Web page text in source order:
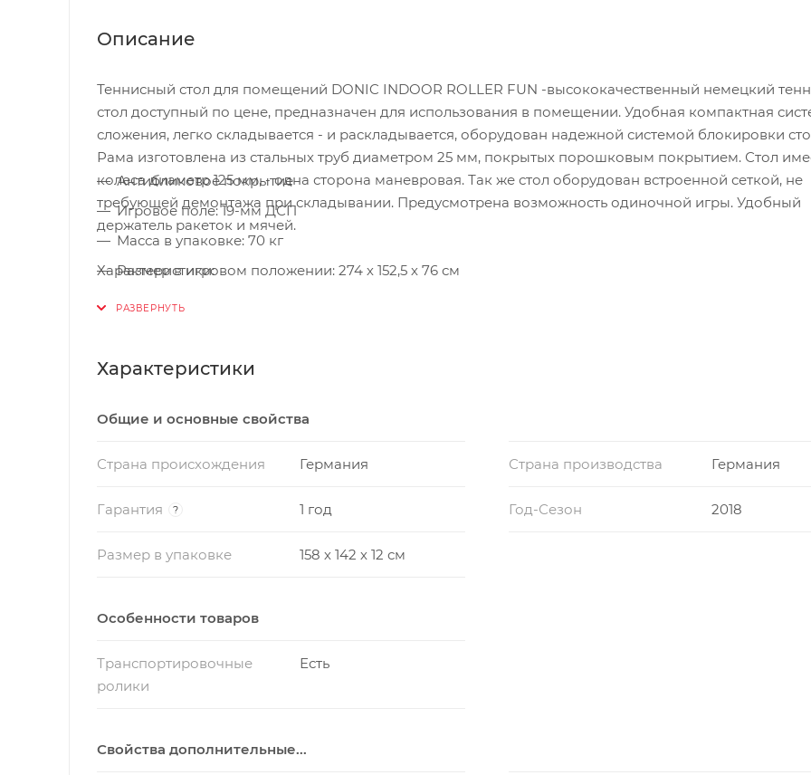
Описание
Теннисный стол для помещений DONIC INDOOR ROLLER FUN -высококачественный немецкий
стол доступный по цене, предназначен для использования в помещении. Удобная компактная
сложения, легко складывается - и раскладывается, оборудован надежной системой блокировки
Рама изготовлена из стальных труб диаметром 25 мм, покрытых порошковым покрытием. Стол
колеса диаметр 125 мм, - одна сторона маневровая. Так же стол оборудован встроенной сеткой, не
требующей демонтажа при складывании. Предусмотрена возможность одиночной игры. Удобный
держатель ракеток и мячей.
Характеристики:
Антибликовое покрытие
Игровое поле: 19-мм ДСП
Масса в упаковке: 70 кг
Размер в игровом положении: 274 х 152,5 х 76 см
Размер в сложенном состоянии: 155 х 74 х 165 см
Размеры в упаковке: 158 х 142 х 12 см
Характеристики
Общие и основные свойства
Страна происхождения Германия Страна производства Германия
Гарантия ? 1 год Год-Сезон 2018
Размер в упаковке 158 х 142 х 12 см
Особенности товаров
Транспортировочные
ролики
Есть
Свойства дополнительные...